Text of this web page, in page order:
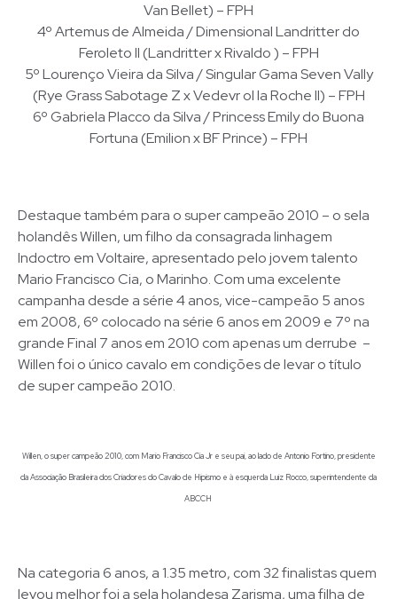
Van Bellet) – FPH
4º Artemus de Almeida / Dimensional Landritter do
Feroleto II (Landritter x Rivaldo ) – FPH
5º Lourenço Vieira da Silva / Singular Gama Seven Vally
(Rye Grass Sabotage Z x Vedevr ol la Roche II) – FPH
6º Gabriela Placco da Silva / Princess Emily do Buona
Fortuna (Emilion x BF Prince) – FPH
Destaque também para o super campeão 2010 – o sela
holandês Willen, um filho da consagrada linhagem
Indoctro em Voltaire, apresentado pelo jovem talento
Mario Francisco Cia, o Marinho. Com uma excelente
campanha desde a série 4 anos, vice-campeão 5 anos
em 2008, 6º colocado na série 6 anos em 2009 e 7º na
grande Final 7 anos em 2010 com apenas um derrube –
Willen foi o único cavalo em condições de levar o título
de super campeão 2010.
Willen, o super campeão 2010, com Mario Francisco Cia Jr e seu pai, ao lado de Antonio Fortino, presidente
da Associação Brasileira dos Criadores do Cavalo de Hipismo e à esquerda Luiz Rocco, superintendente da
ABCCH
Na categoria 6 anos, a 1.35 metro, com 32 finalistas quem
levou melhor foi a sela holandesa Zarisma, uma filha de